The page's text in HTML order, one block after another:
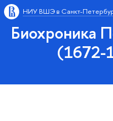
НИУ ВШЭ в Санкт-
Биохроника
(1672-